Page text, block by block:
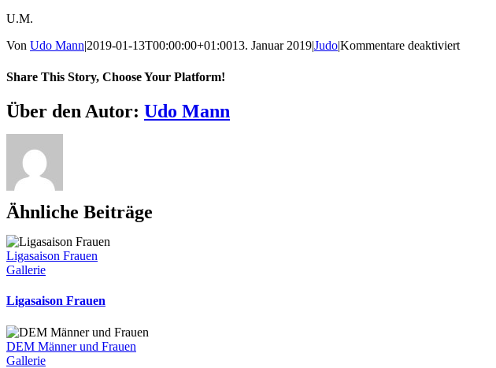
U.M.
Von Udo Mann|2019-01-13T00:00:00+01:0013. Januar 2019|Judo|Kommentare deaktiviertfür
Share This Story, Choose Your Platform!
Facebook
X
Reddit
LinkedIn
WhatsApp
Telegram
Tumblr
Pinterest
Vk
Xing
E-
Mail
Über den Autor: Udo Mann
Ähnliche Beiträge
Ligasaison Frauen
Gallerie
Ligasaison Frauen
DEM Männer und Frauen
Gallerie